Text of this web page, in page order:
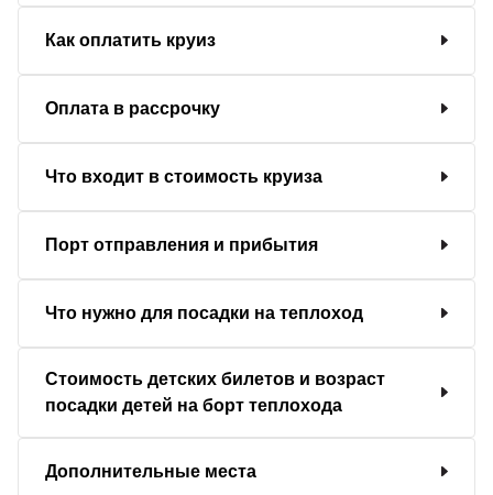
Как оплатить круиз
Оплата в рассрочку
Что входит в стоимость круиза
Порт отправления и прибытия
Что нужно для посадки на теплоход
Стоимость детских билетов и возраст
посадки детей на борт теплохода
Дополнительные места